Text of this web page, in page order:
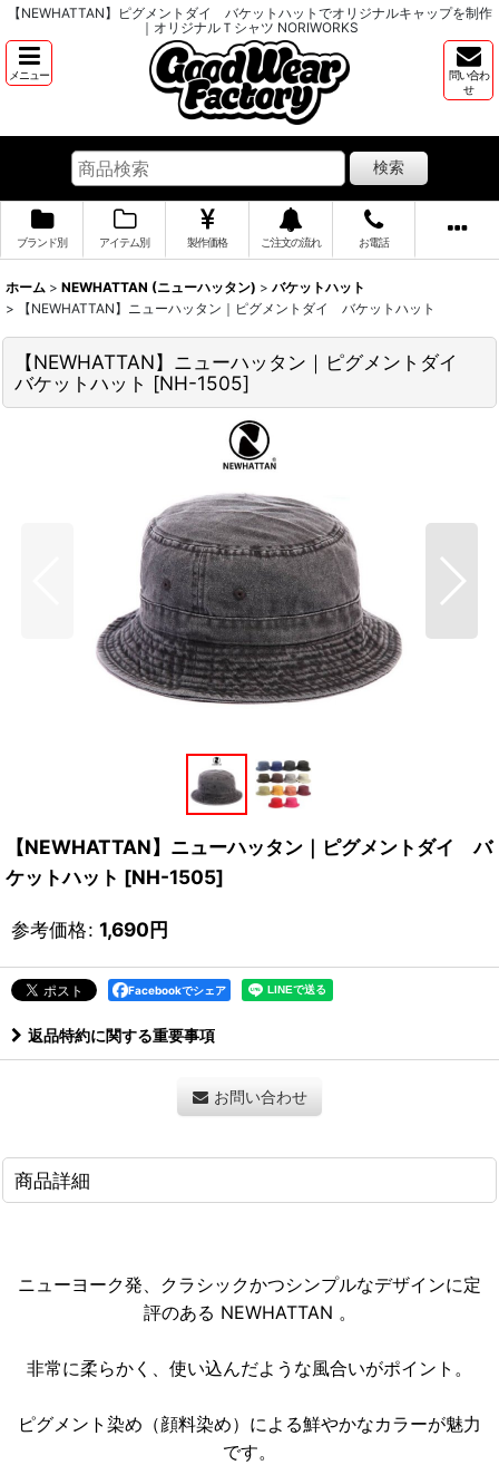
【NEWHATTAN】ピグメントダイ バケットハットでオリジナルキャップを制作
｜オリジナルＴシャツ NORIWORKS
メニュー
問い合わ
せ
検索
ブランド別 アイテム別 製作価格 ご注文の流れ お電話
ホーム > NEWHATTAN (ニューハッタン) > バケットハット
>
【NEWHATTAN】ニューハッタン｜ピグメントダイ バケットハット
【NEWHATTAN】ニューハッタン｜ピグメントダイ
バケットハット [NH-1505]
【NEWHATTAN】ニューハッタン｜ピグメントダイ バ
ケットハット [NH-1505]
参考価格: 1,690円
Facebookでシェア
返品特約に関する重要事項
お問い合わせ
商品詳細
ニューヨーク発、クラシックかつシンプルなデザインに定
評のある NEWHATTAN 。
非常に柔らかく、使い込んだような風合いがポイント。
ピグメント染め（顔料染め）による鮮やかなカラーが魅力
です。